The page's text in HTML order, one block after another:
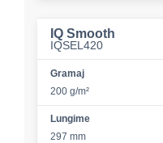
IQ Smooth
IQSEL420
Gramaj
200 g/m²
Lungime
297 mm